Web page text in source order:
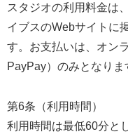
スタジオの利用料金は
イブスのWebサイトに
す。お支払いは、オン
PayPay）のみとなりま
第6条（利用時間）
利用時間は最低60分と